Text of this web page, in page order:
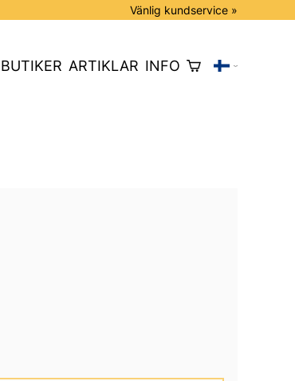
Vänlig kundservice »
BUTIKER ARTIKLAR INFO